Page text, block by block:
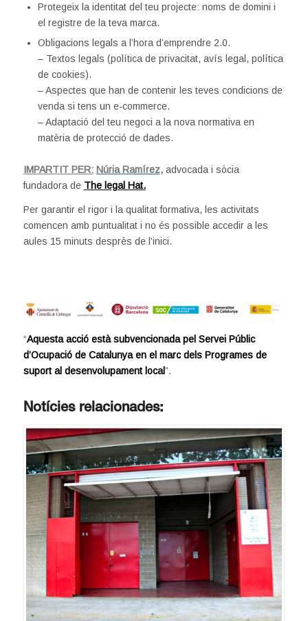
Protegeix la identitat del teu projecte: noms de domini i
el registre de la teva marca.
Obligacions legals a l’hora d’emprendre 2.0.
– Textos legals (política de privacitat, avís legal, política
de cookies).
– Aspectes que han de contenir les teves condicions de
venda si tens un e-commerce.
– Adaptació del teu negoci a la nova normativa en
matèria de protecció de dades.
IMPARTIT PER: Núria Ramírez, advocada i sòcia
fundadora de The legal Hat.
Per garantir el rigor i la qualitat formativa, les activitats
comencen amb puntualitat i no és possible accedir a les
aules 15 minuts desprès de l’inici.
“Aquesta acció està subvencionada pel Servei Públic
d’Ocupació de Catalunya en el marc dels Programes de
suport al desenvolupament local”.
Notícies relacionades: